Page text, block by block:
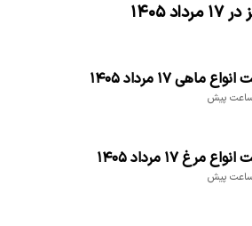
۱۴۰۵
ماهی ۱۷ مرداد ۱۴۰۵
مرغ ۱۷ مرداد ۱۴۰۵